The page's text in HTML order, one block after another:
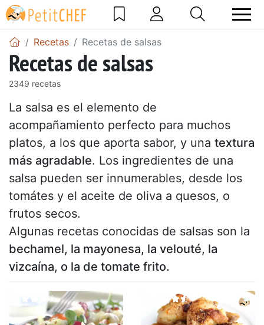
Recetas Recetas de salsas
Recetas de salsas
2349 recetas
La salsa es el elemento de
acompañamiento perfecto para muchos
platos, a los que aporta sabor, y una textura
más agradable. Los ingredientes de una
salsa pueden ser innumerables, desde los
tomátes y el aceite de oliva a quesos, o
frutos secos.
Algunas recetas conocidas de salsas son la
bechamel, la mayonesa, la velouté, la
vizcaína, o la de tomate frito.